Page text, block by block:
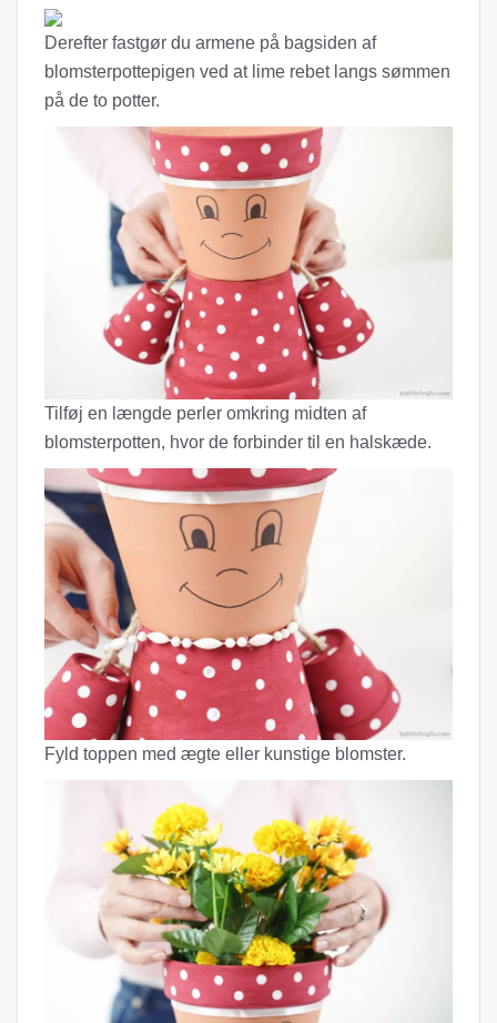
Derefter fastgør du armene på bagsiden af ​​
blomsterpottepigen ved at lime rebet langs sømmen
på de to potter.
Tilføj en længde perler omkring midten af ​​
blomsterpotten, hvor de forbinder til en halskæde.
Fyld toppen med ægte eller kunstige blomster.